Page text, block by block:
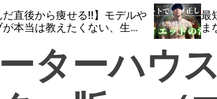
だ直後から痩せる!!】モデルや
が本当は教えたくない、生涯
す！日本一わかりやすい油
書！
最
ま
ターハウ